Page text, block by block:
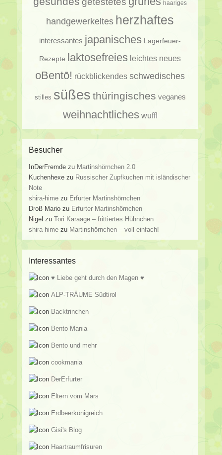
haariges
handgewerkeltes herzhaftes
interessantes japanisches Lagerfeuer-
Rezepte laktosefreies leichtes neues
oBentō! rückblickendes schwedisches
stilles süßes thüringisches veganes
weihnachtliches wuff!
Besucher
InDerFremde zu Martinshörnchen 2.0
Kuchenhexe zu Russischer Zupfkuchen mit isländischer
Note
shira-hime zu Erfurter Martinshörnchen
Droß Mario zu Erfurter Martinshörnchen
Nigel zuTori Karaage – frittiertes Hühnchen
shira-hime zu Martinshörnchen – voll einfach!
Interessantes
♥ Liebe geht durch den Magen ♥
ALP-TRÄUME Südtirol
Backtrinchen
Bento Mania
Bento und mehr
cookmania
DerErfurter
Eltern vom Mars
Erdbeerkönigreich
Gisi's Blog
Haartraumfrisuren